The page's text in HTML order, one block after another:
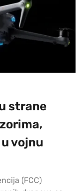
strane
vojnu
(FCC)